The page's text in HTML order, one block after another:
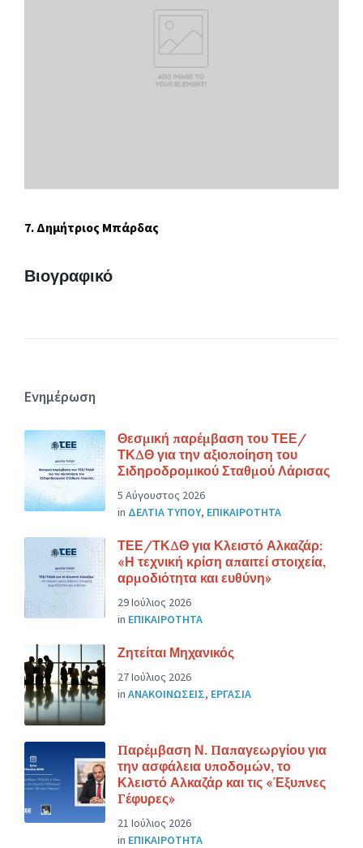
7. Δημήτριος Μπάρδας
Βιογραφικό
Ενημέρωση
Θεσμική παρέμβαση του ΤΕΕ/
ΤΚΔΘ για την αξιοποίηση του
Σιδηροδρομικού Σταθμού Λάρισας
5 Αύγουστος 2026
in ΔΕΛΤΙΑ ΤΥΠΟΥ, ΕΠΙΚΑΙΡΟΤΗΤΑ
ΤΕΕ/ΤΚΔΘ για Κλειστό Αλκαζάρ:
«Η τεχνική κρίση απαιτεί στοιχεία,
αρμοδιότητα και ευθύνη»
29 Ιούλιος 2026
in ΕΠΙΚΑΙΡΟΤΗΤΑ
Ζητείται Μηχανικός
27 Ιούλιος 2026
in ΑΝΑΚΟΙΝΩΣΕΙΣ, ΕΡΓΑΣΙΑ
Παρέμβαση Ν. Παπαγεωργίου για
την ασφάλεια υποδομών, το
Κλειστό Αλκαζάρ και τις «Έξυπνες
Γέφυρες»
21 Ιούλιος 2026
in ΕΠΙΚΑΙΡΟΤΗΤΑ